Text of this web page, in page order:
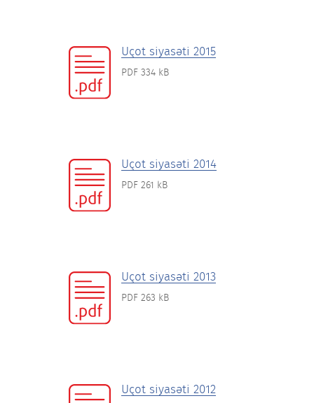
Uçot siyasəti 2015
PDF 334 kB
Uçot siyasəti 2014
PDF 261 kB
Uçot siyasəti 2013
PDF 263 kB
Uçot siyasəti 2012